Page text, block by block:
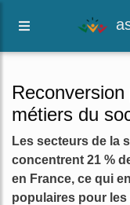
métiers du
Les secteurs de la
concentrent 21 %
en France, ce qui
populaires pour